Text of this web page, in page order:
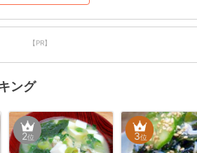
【PR】
ング
2位 3位